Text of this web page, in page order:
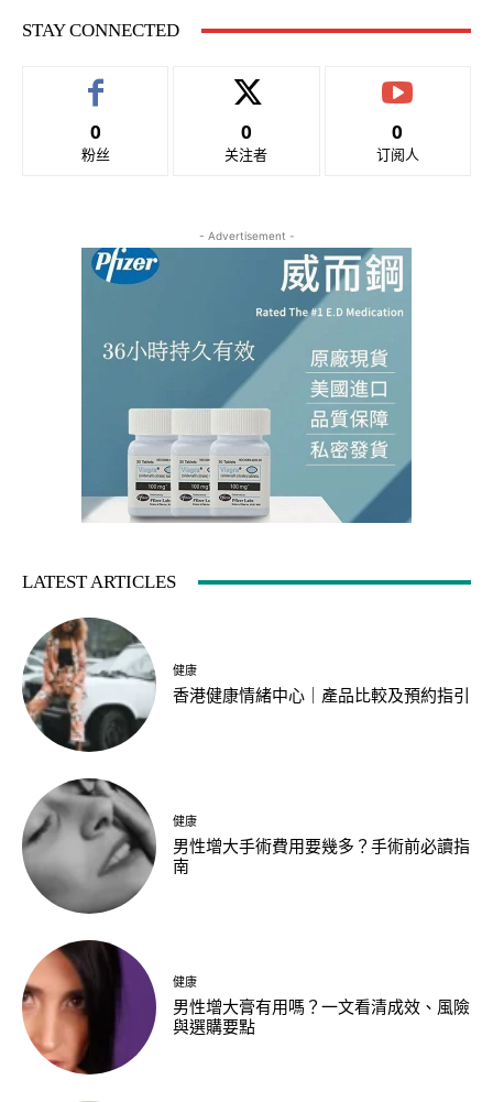
STAY CONNECTED
0
粉丝
0
关注者
0
订阅人
- Advertisement -
LATEST ARTICLES
健康
香港健康情緒中心｜產品比較及預約指引
健康
男性增大手術費用要幾多？手術前必讀指
南
健康
男性增大膏有用嗎？一文看清成效、風險
與選購要點